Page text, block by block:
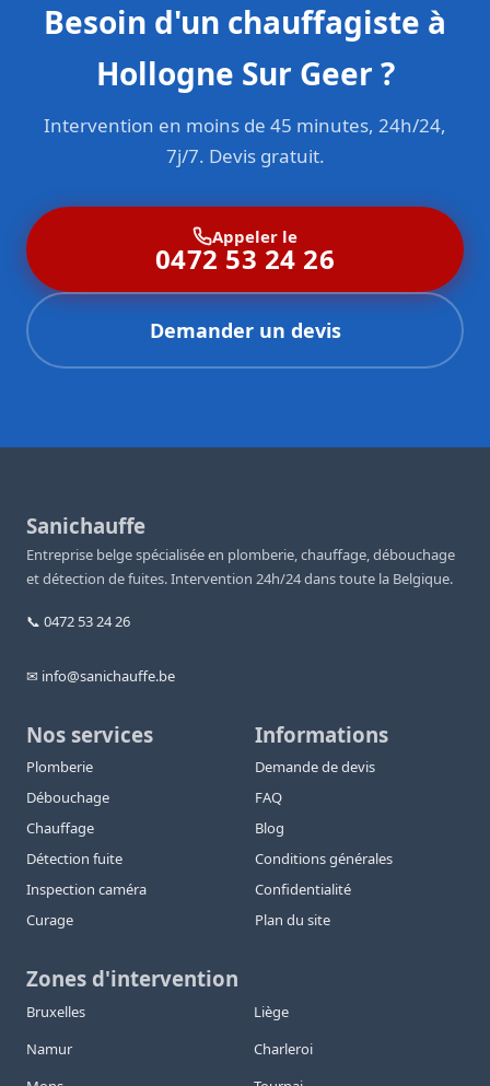
Besoin d'un chauffagiste à
Hollogne Sur Geer ?
Intervention en moins de 45 minutes, 24h/24,
7j/7. Devis gratuit.
Appeler le
0472 53 24 26
Demander un devis
Sanichauffe
Entreprise belge spécialisée en plomberie, chauffage, débouchage
et détection de fuites. Intervention 24h/24 dans toute la Belgique.
📞 0472 53 24 26
✉ info@sanichauffe.be
Nos services
Plomberie
Débouchage
Chauffage
Détection fuite
Inspection caméra
Curage
Informations
Demande de devis
FAQ
Blog
Conditions générales
Confidentialité
Plan du site
Zones d'intervention
Bruxelles
Liège
Namur
Charleroi